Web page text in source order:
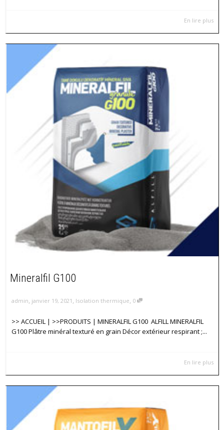
En lire plus
Mineralfil G100
admin, janvier 19, 2021 , Isolation thermique, 0
>> ACCUEIL | >>PRODUITS | MINERALFIL G100 ALFILL MINERALFIL
G100 Plâtre minéral texturé en grain Décor extérieur respirant ;...
En lire plus